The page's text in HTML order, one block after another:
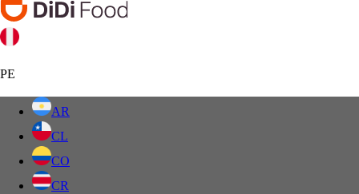
PE
AR
CL
CO
CR